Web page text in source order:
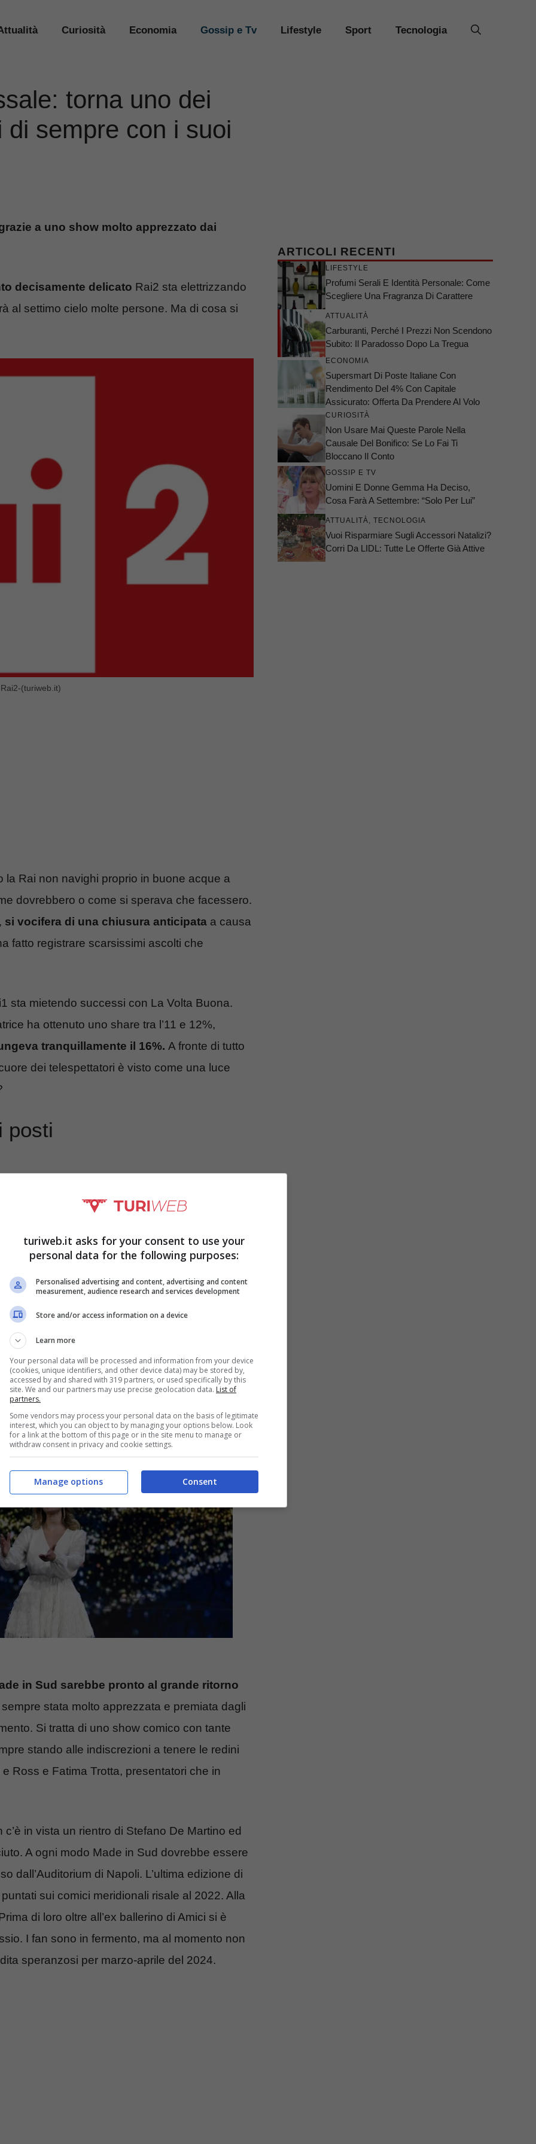
Curiosità Economia Gossip e Tv Lifestyle Sport Tecnologia
torna uno dei
sempre con i suoi
a uno show molto apprezzato dai
decisamente delicato Rai2 sta elettrizzando
al settimo cielo molte persone. Ma di cosa si
(turiweb.it)
la Rai non navighi proprio in buone acque a
dovrebbero o come si sperava che facessero.
si vocifera di una chiusura anticipata a causa
fatto registrare scarsissimi ascolti che
sta mietendo successi con La Volta Buona.
ha ottenuto uno share tra l’11 e 12%,
tranquillamente il 16%. A fronte di tutto
dei telespettatori è visto come una luce
posti
verso i programmi per molteplici ragioni. In
e ai suoi conduttori storici da non poterne più
in Sud sarebbe pronto al grande ritorno
stata molto apprezzata e premiata dagli
Si tratta di uno show comico con tante
stando alle indiscrezioni a tenere le redini
Ross e Fatima Trotta, presentatori che in
in vista un rientro di Stefano De Martino ed
A ogni modo Made in Sud dovrebbe essere
dall’Auditorium di Napoli. L’ultima edizione di
sui comici meridionali risale al 2022. Alla
di loro oltre all’ex ballerino di Amici si è
I fan sono in fermento, ma al momento non
speranzosi per marzo-aprile del 2024.
ARTICOLI RECENTI
LIFESTYLE
Profumi Serali E Identità Personale: Come
Scegliere Una Fragranza Di Carattere
ATTUALITÀ
Carburanti, Perché I Prezzi Non Scendono
Subito: Il Paradosso Dopo La Tregua
ECONOMIA
Supersmart Di Poste Italiane Con
Rendimento Del 4% Con Capitale
Assicurato: Offerta Da Prendere Al Volo
CURIOSITÀ
Non Usare Mai Queste Parole Nella
Causale Del Bonifico: Se Lo Fai Ti
Bloccano Il Conto
GOSSIP E TV
Uomini E Donne Gemma Ha Deciso,
Cosa Farà A Settembre: “Solo Per Lui”
ATTUALITÀ, TECNOLOGIA
Vuoi Risparmiare Sugli Accessori Natalizi?
Corri Da LIDL: Tutte Le Offerte Già Attive
turiweb.it asks for your consent to use your
personal data for the following purposes:
Personalised advertising and content, advertising and content
measurement, audience research and services development
Store and/or access information on a device
Learn more
Your personal data will be processed and information from your device
(cookies, unique identifiers, and other device data) may be stored by,
accessed by and shared with 319 partners, or used specifically by this
site. We and our partners may use precise geolocation data. List of
partners.
Some vendors may process your personal data on the basis of legitimate
interest, which you can object to by managing your options below. Look
for a link at the bottom of this page or in the site menu to manage or
withdraw consent in privacy and cookie settings.
Consent
Manage options